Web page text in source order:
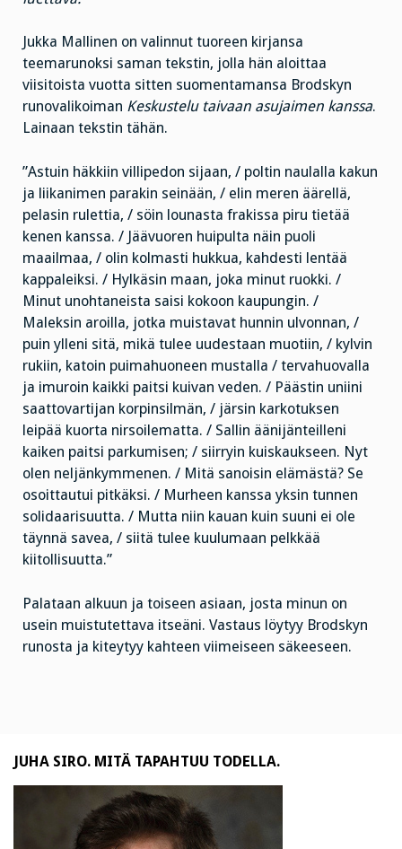
Jukka Mallinen on valinnut tuoreen kirjansa
teemarunoksi saman tekstin, jolla hän aloittaa
viisitoista vuotta sitten suomentamansa Brodskyn
runovalikoiman Keskustelu taivaan asujaimen kanssa.
Lainaan tekstin tähän.
”Astuin häkkiin villipedon sijaan, / poltin naulalla kakun
ja liikanimen parakin seinään, / elin meren äärellä,
pelasin rulettia, / söin lounasta frakissa piru tietää
kenen kanssa. / Jäävuoren huipulta näin puoli
maailmaa, / olin kolmasti hukkua, kahdesti lentää
kappaleiksi. / Hylkäsin maan, joka minut ruokki. /
Minut unohtaneista saisi kokoon kaupungin. /
Maleksin aroilla, jotka muistavat hunnin ulvonnan, /
puin ylleni sitä, mikä tulee uudestaan muotiin, / kylvin
rukiin, katoin puimahuoneen mustalla / tervahuovalla
ja imuroin kaikki paitsi kuivan veden. / Päästin uniini
saattovartijan korpinsilmän, / järsin karkotuksen
leipää kuorta nirsoilematta. / Sallin äänijänteilleni
kaiken paitsi parkumisen; / siirryin kuiskaukseen. Nyt
olen neljänkymmenen. / Mitä sanoisin elämästä? Se
osoittautui pitkäksi. / Murheen kanssa yksin tunnen
solidaarisuutta. / Mutta niin kauan kuin suuni ei ole
täynnä savea, / siitä tulee kuulumaan pelkkää
kiitollisuutta.”
Palataan alkuun ja toiseen asiaan, josta minun on
usein muistutettava itseäni. Vastaus löytyy Brodskyn
runosta ja kiteytyy kahteen viimeiseen säkeeseen.
JUHA SIRO. MITÄ TAPAHTUU TODELLA.